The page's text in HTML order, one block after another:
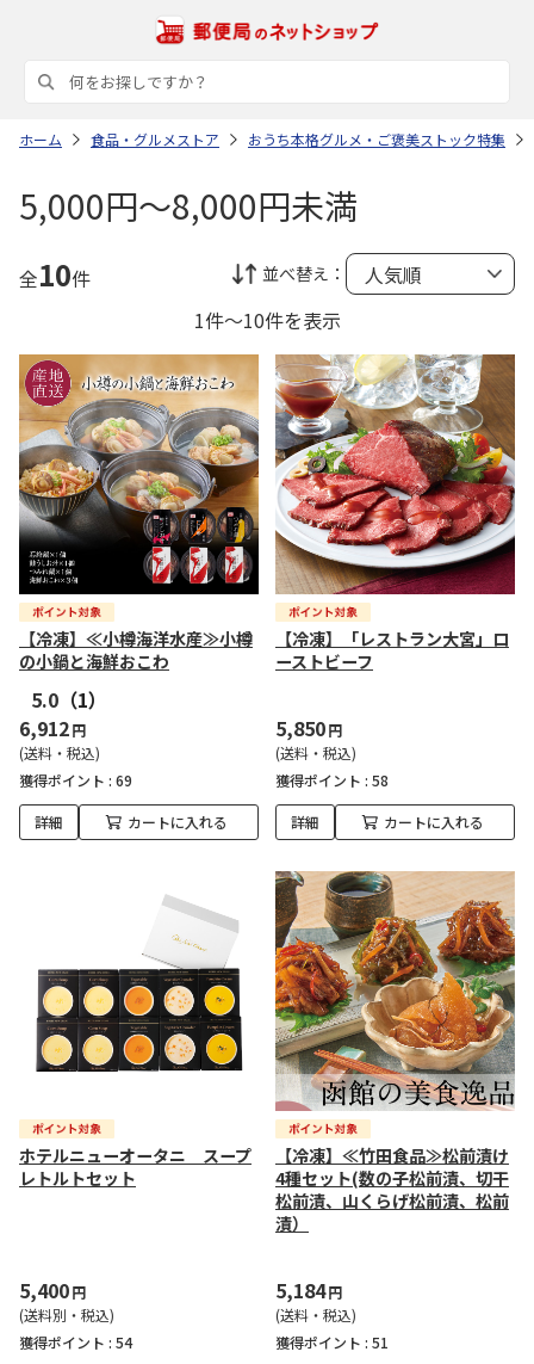
ホーム 食品・グルメストア おうち本格グルメ・ご褒美ストック特集
5,000円～8,000円未満
全10件 並べ替え：
1件～10件を表示
【冷凍】≪小樽海洋水産≫小樽
の小鍋と海鮮おこわ
5.0 （1）
6,912円
(送料・税込)
獲得ポイント : 69
詳細 カートに入れる
【冷凍】「レストラン大宮」ロ
ーストビーフ
5,850円
(送料・税込)
獲得ポイント : 58
詳細 カートに入れる
ホテルニューオータニ スープ
レトルトセット
5,400円
(送料別・税込)
獲得ポイント : 54
【冷凍】≪竹田食品≫松前漬け
4種セット(数の子松前漬、切干
松前漬、山くらげ松前漬、松前
漬）
5,184円
(送料・税込)
獲得ポイント : 51